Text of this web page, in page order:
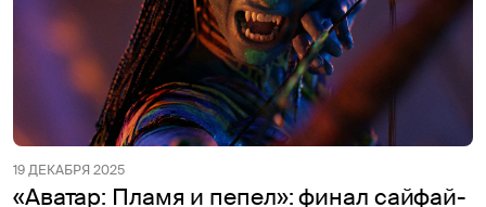
19 ДЕКАБРЯ 2025
«Аватар: Пламя и пепел»: финал сайфай-